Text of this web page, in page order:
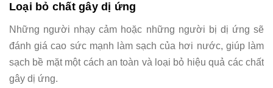
Loại bỏ chất gây dị ứng
Những người nhạy cảm hoặc những người bị dị ứng sẽ
đánh giá cao sức mạnh làm sạch của hơi nước, giúp làm
sạch bề mặt một cách an toàn và loại bỏ hiệu quả các chất
gây dị ứng.